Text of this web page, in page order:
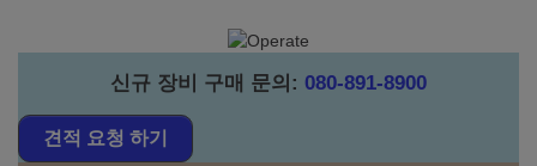
신규 장비 구매 문의 : 080-891-8900
견적 요청 하기